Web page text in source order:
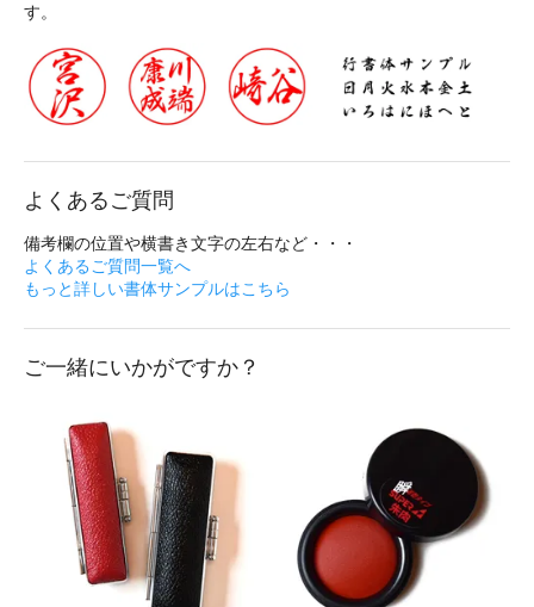
す。
よくあるご質問
備考欄の位置や横書き文字の左右など・・・
よくあるご質問一覧へ
もっと詳しい書体サンプルはこちら
ご一緒にいかがですか？